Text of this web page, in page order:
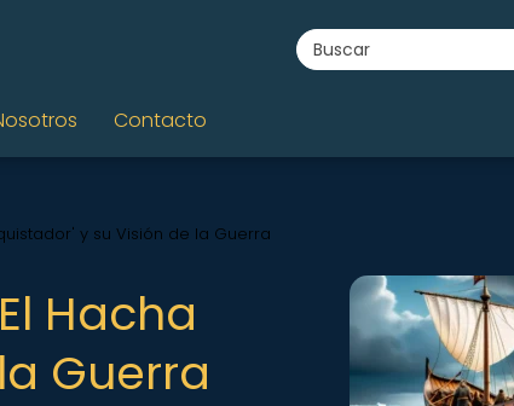
Contacto
y su Visión de la Guerra
Hacha
Guerra